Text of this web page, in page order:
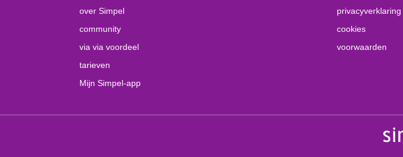
over Simpel
community
via via voordeel
tarieven
Mijn Simpel-app
privacyverklaring
cookies
voorwaarden